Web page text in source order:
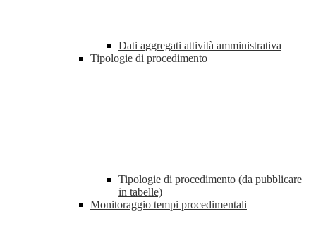
Dati aggregati attività amministrativa
Tipologie di procedimento
Tipologie di procedimento (da pubblicare
in tabelle)
Monitoraggio tempi procedimentali